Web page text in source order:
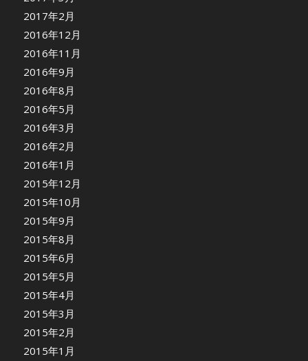
2017年2月
2016年12月
2016年11月
2016年9月
2016年8月
2016年5月
2016年3月
2016年2月
2016年1月
2015年12月
2015年10月
2015年9月
2015年8月
2015年6月
2015年5月
2015年4月
2015年3月
2015年2月
2015年1月